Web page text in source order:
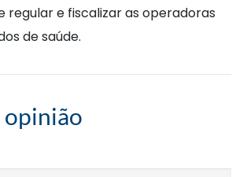
regular e fiscalizar as operadoras
de saúde.
opinião